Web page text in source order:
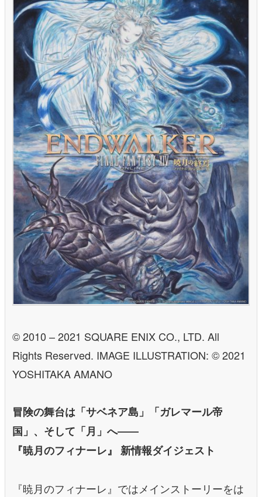
© 2010 – 2021 SQUARE ENIX CO., LTD. All
Rights Reserved. IMAGE ILLUSTRATION: © 2021
YOSHITAKA AMANO
冒険の舞台は「サベネア島」「ガレマール帝
国」、そして「月」へ――
『暁月のフィナーレ』 新情報ダイジェスト
『暁月のフィナーレ』ではメインストーリーをは